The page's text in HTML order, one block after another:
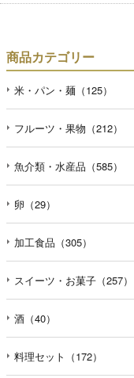
商品カテゴリー
米・パン・麺（125）
フルーツ・果物（212）
魚介類・水産品（585）
卵（29）
加工食品（305）
スイーツ・お菓子（257）
酒（40）
料理セット（172）